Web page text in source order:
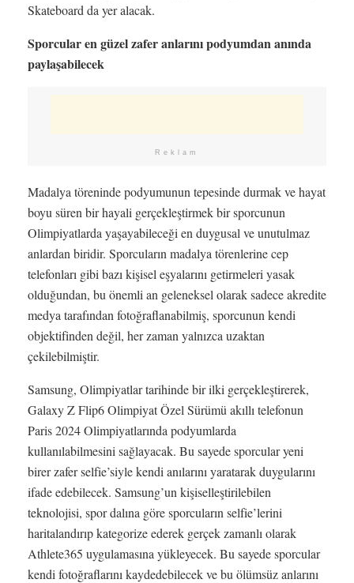
Skateboard da yer alacak.
Sporcular en güzel zafer anlarını podyumdan anında
paylaşabilecek
Reklam
Madalya töreninde podyumunun tepesinde durmak ve hayat
boyu süren bir hayali gerçekleştirmek bir sporcunun
Olimpiyatlarda yaşayabileceği en duygusal ve unutulmaz
anlardan biridir. Sporcuların madalya törenlerine cep
telefonları gibi bazı kişisel eşyalarını getirmeleri yasak
olduğundan, bu önemli an geleneksel olarak sadece akredite
medya tarafından fotoğraflanabilmiş, sporcunun kendi
objektifinden değil, her zaman yalnızca uzaktan
çekilebilmiştir.
Samsung, Olimpiyatlar tarihinde bir ilki gerçekleştirerek,
Galaxy Z Flip6 Olimpiyat Özel Sürümü akıllı telefonun
Paris 2024 Olimpiyatlarında podyumlarda
kullanılabilmesini sağlayacak. Bu sayede sporcular yeni
birer zafer selfie’siyle kendi anılarını yaratarak duygularını
ifade edebilecek. Samsung’un kişiselleştirilebilen
teknolojisi, spor dalına göre sporcuların selfie’lerini
haritalandırıp kategorize ederek gerçek zamanlı olarak
Athlete365 uygulamasına yükleyecek. Bu sayede sporcular
kendi fotoğraflarını kaydedebilecek ve bu ölümsüz anlarını